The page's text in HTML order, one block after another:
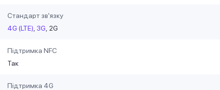
Стандарт зв'язку
4G (LTE) 3G 2G
Підтримка NFC
Так
Підтримка 4G